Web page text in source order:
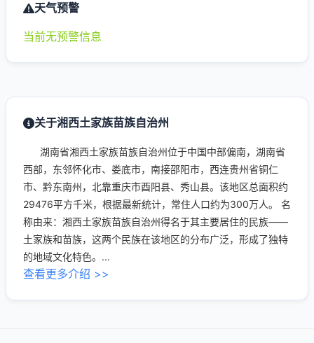
天气预警
当前无预警信息
关于湘西土家族苗族自治州
湖南省湘西土家族苗族自治州位于中国中部偏南，湖南省
西部，东邻怀化市、娄底市，南接邵阳市，西连贵州省铜仁
市、黔东南州，北靠重庆市酉阳县、秀山县。该地区总面积约
29476平方千米，根据最新统计，常住人口约为300万人。 名
称由来：湘西土家族苗族自治州得名于其主要居住的民族——
土家族和苗族，这两个民族在该地区的分布广泛，形成了独特
的地域文化特色。...
查看更多介绍 >>